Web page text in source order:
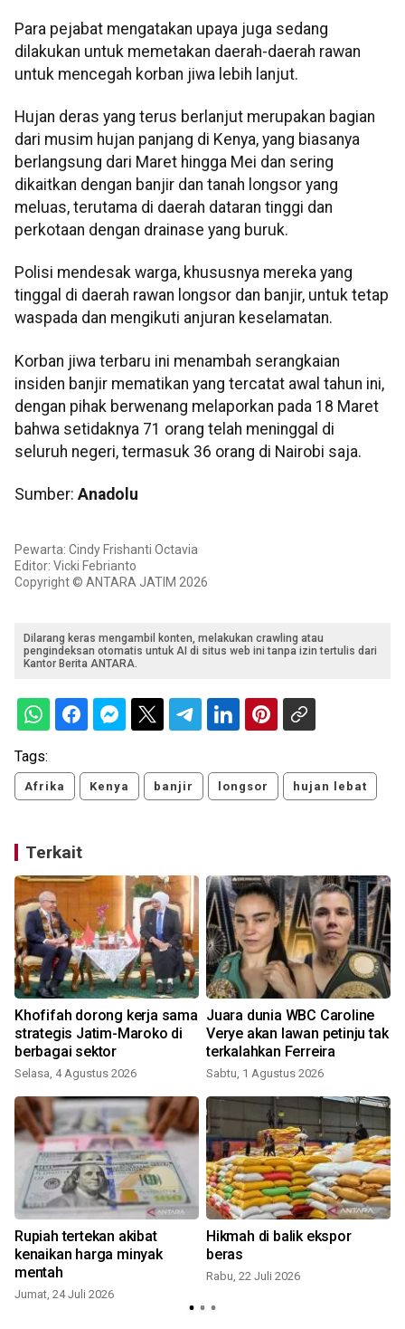
Para pejabat mengatakan upaya juga sedang
dilakukan untuk memetakan daerah-daerah rawan
untuk mencegah korban jiwa lebih lanjut.
Hujan deras yang terus berlanjut merupakan bagian
dari musim hujan panjang di Kenya, yang biasanya
berlangsung dari Maret hingga Mei dan sering
dikaitkan dengan banjir dan tanah longsor yang
meluas, terutama di daerah dataran tinggi dan
perkotaan dengan drainase yang buruk.
Polisi mendesak warga, khususnya mereka yang
tinggal di daerah rawan longsor dan banjir, untuk tetap
waspada dan mengikuti anjuran keselamatan.
Korban jiwa terbaru ini menambah serangkaian
insiden banjir mematikan yang tercatat awal tahun ini,
dengan pihak berwenang melaporkan pada 18 Maret
bahwa setidaknya 71 orang telah meninggal di
seluruh negeri, termasuk 36 orang di Nairobi saja.
Sumber: Anadolu
Pewarta: Cindy Frishanti Octavia
Editor: Vicki Febrianto
Copyright © ANTARA JATIM 2026
Dilarang keras mengambil konten, melakukan crawling atau
pengindeksan otomatis untuk AI di situs web ini tanpa izin tertulis dari
Kantor Berita ANTARA.
Tags:
Afrika Kenya banjir longsor hujan lebat
Terkait
Khofifah dorong kerja sama
strategis Jatim-Maroko di
berbagai sektor
Selasa, 4 Agustus 2026
Juara dunia WBC Caroline
Verye akan lawan petinju tak
terkalahkan Ferreira
Sabtu, 1 Agustus 2026
Rupiah tertekan akibat
kenaikan harga minyak
mentah
Jumat, 24 Juli 2026
Hikmah di balik ekspor
beras
Rabu, 22 Juli 2026